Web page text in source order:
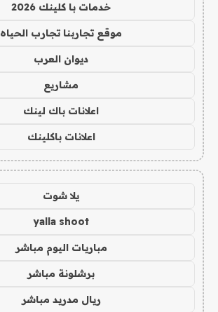
خدمات با كلينك 2026
موقع تجاربنا تجارب الحياه
ديوان العرب
مشاريع
اعلانات باك لينك
اعلانات باكلينك
يلا شوت
yalla shoot
مباريات اليوم مباشر
برشلونة مباشر
ريال مدريد مباشر